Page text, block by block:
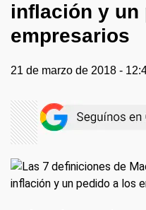
inflación y un
empresarios
21 de marzo de 2018 -